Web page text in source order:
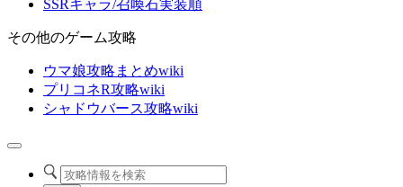
SSRキャラ/召喚石実装順
その他のゲーム攻略
ウマ娘攻略まとめwiki
プリコネR攻略wiki
シャドウバース攻略wiki